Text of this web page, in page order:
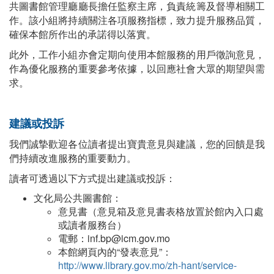
共圖書館管理廳廳長擔任監察主席，負責統籌及督導相關工
作。該小組將持續關注各項服務指標，致力提升服務品質，
確保本館所作出的承諾得以落實。
此外，工作小組亦會定期向使用本館服務的用戶徵詢意見，
作為優化服務的重要參考依據，以回應社會大眾的期望與需
求。
建議或投訴
我們誠摯歡迎各位讀者提出寶貴意見與建議，您的回饋是我
們持續改進服務的重要動力。
讀者可透過以下方式提出建議或投訴：
文化局公共圖書館：
意見書（意見箱及意見書表格放置於館內入口處
或讀者服務台）
電郵：inf.bp@icm.gov.mo
本館網頁內的“發表意見”：
http://www.library.gov.mo/zh-hant/service-